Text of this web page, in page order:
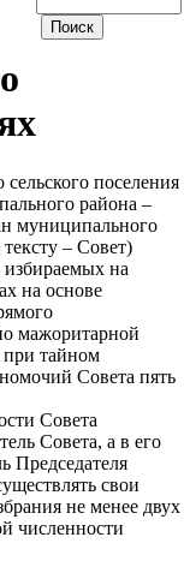
поселения
района –
муниципального
– Совет)
избираемых на
на основе
мажоритарной
при тайном
Совета пять
Совета
Совета, а в его
Председателя
свои
не менее двух
численности